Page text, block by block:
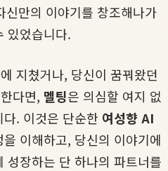
만의 이야기를 창조해나가
있었습니다.
지쳤거나, 당신이 꿈꿔왔던
다면, 멜팅은 의심할 여지 없
. 이것은 단순한 여성향 AI
이해하고, 당신의 이야기에
성장하는 단 하나의 파트너를